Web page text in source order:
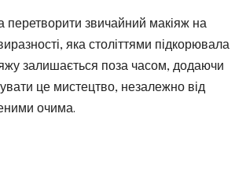
перетворити звичайний макіяж на
яка століттями підкорювала
залишається поза часом, додаючи
це мистецтво, незалежно від
очима.